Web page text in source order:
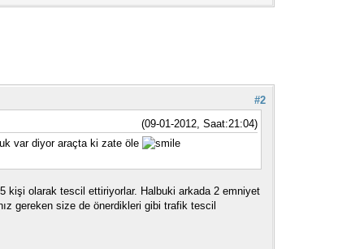
#2
(09-01-2012, Saat:21:04)
var diyor araçta ki zate öle
kişi olarak tescil ettiriyorlar. Halbuki arkada 2 emniyet
gereken size de önerdikleri gibi trafik tescil